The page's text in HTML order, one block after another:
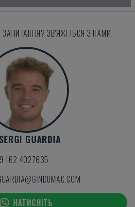
ЗВ'ЯЖІТЬСЯ З НАМИ.
SERGI GUARDIA
162 4027635
НАТИСНІТЬ